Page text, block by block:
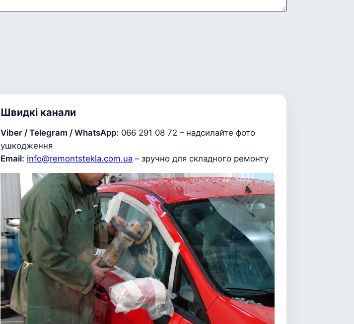
Швидкі канали
Viber / Telegram / WhatsApp: 066 291 08 72 – надсилайте фото
ушкодження
Email: info@remontstekla.com.ua – зручно для складного ремонту